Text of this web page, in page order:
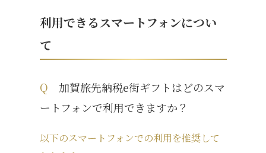
利用できるスマートフォンについ
て
Q 加賀旅先納税e街ギフトはどのスマ
ートフォンで利用できますか？
以下のスマートフォンでの利用を推奨して